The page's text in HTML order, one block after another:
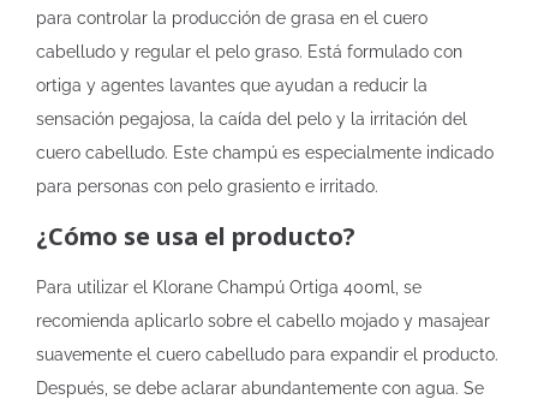
para controlar la producción de grasa en el cuero
cabelludo y regular el pelo graso. Está formulado con
ortiga y agentes lavantes que ayudan a reducir la
sensación pegajosa, la caída del pelo y la irritación del
cuero cabelludo. Este champú es especialmente indicado
para personas con pelo grasiento e irritado.
¿Cómo se usa el producto?
Para utilizar el Klorane Champú Ortiga 400ml, se
recomienda aplicarlo sobre el cabello mojado y masajear
suavemente el cuero cabelludo para expandir el producto.
Después, se debe aclarar abundantemente con agua. Se